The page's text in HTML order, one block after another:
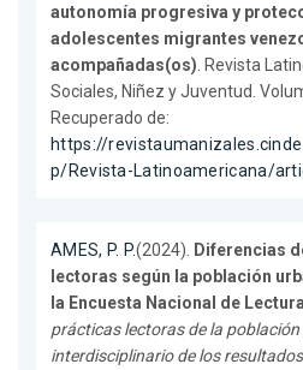
autonomía progresiva y
adolescentes migrantes
acompañadas(os) . Revista
Sociales, Niñez y Juventud.
Recuperado de:
https://
p/Revista-Latinoamericana/
AMES, P. P.(2024).
Diferencias
lectoras según la población
la Encuesta Nacional de
prácticas lectoras de la
interdisciplinario de los